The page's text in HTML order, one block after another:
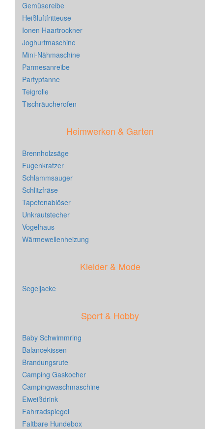
Gemüsereibe
Heißluftfritteuse
Ionen Haartrockner
Joghurtmaschine
Mini-Nähmaschine
Parmesanreibe
Partypfanne
Teigrolle
Tischräucherofen
Heimwerken & Garten
Brennholzsäge
Fugenkratzer
Schlammsauger
Schlitzfräse
Tapetenablöser
Unkrautstecher
Vogelhaus
Wärmewellenheizung
Kleider & Mode
Segeljacke
Sport & Hobby
Baby Schwimmring
Balancekissen
Brandungsrute
Camping Gaskocher
Campingwaschmaschine
Eiweißdrink
Fahrradspiegel
Faltbare Hundebox